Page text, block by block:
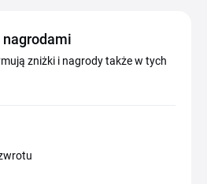
nagrodami
zniżki i nagrody także w tych